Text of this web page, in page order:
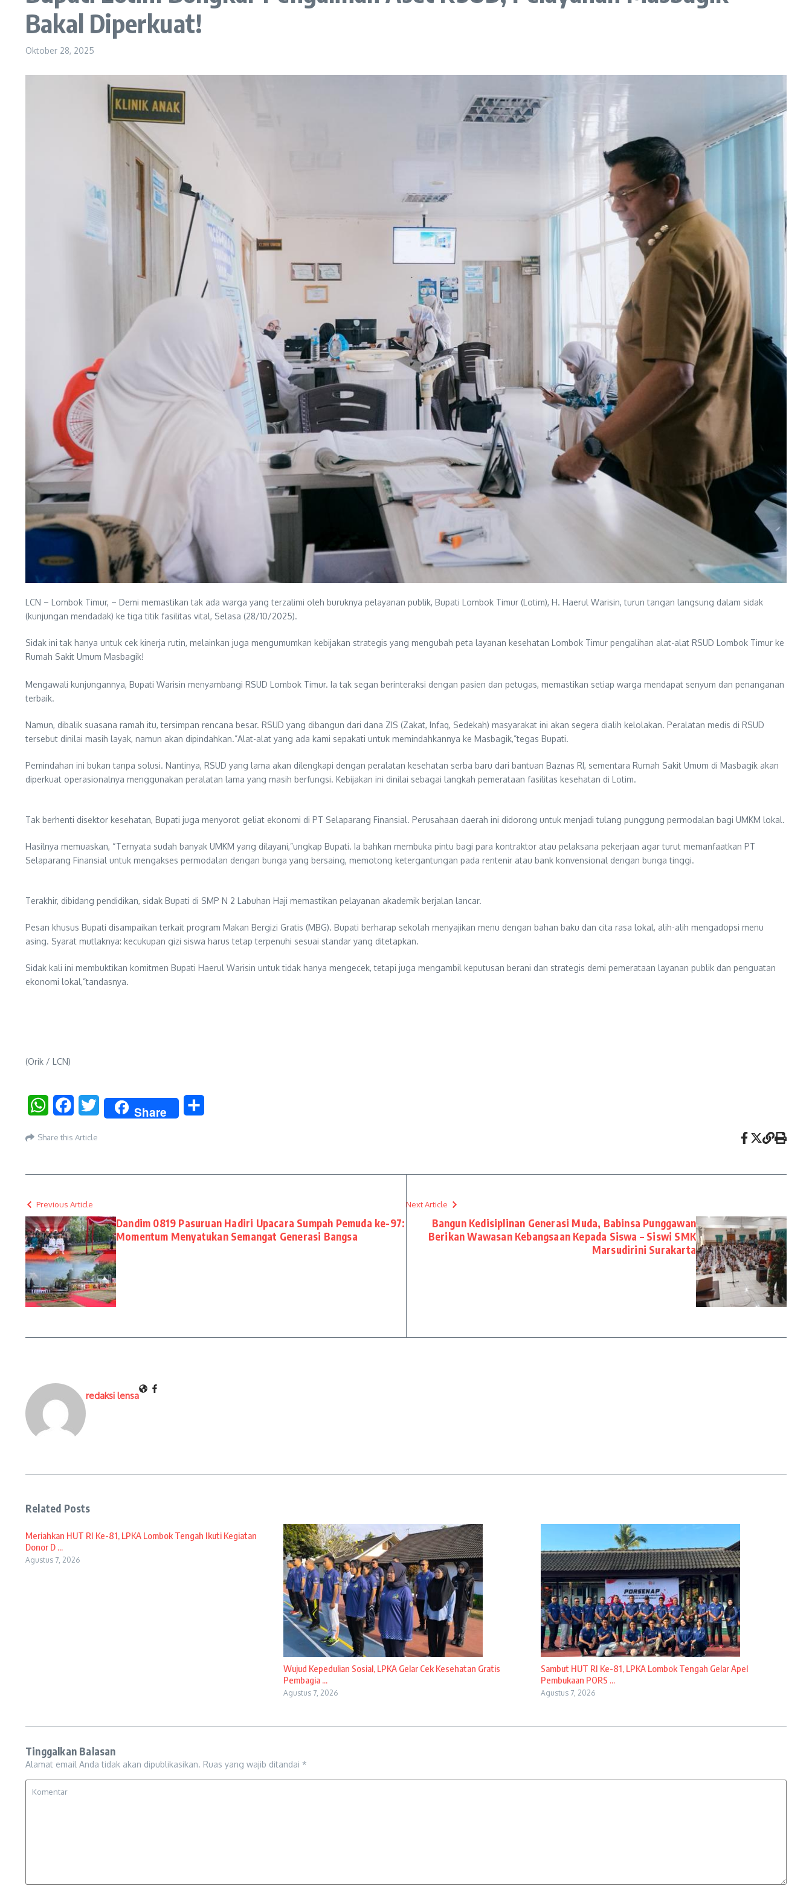
Bakal Diperkuat!
Oktober 28, 2025
LCN – Lombok Timur, – Demi memastikan tak ada warga yang terzalimi oleh buruknya pelayanan publik, Bupati Lombok Timur (Lotim), H. Haerul Warisin, turun tangan langsung dalam sidak
(kunjungan mendadak) ke tiga titik fasilitas vital, Selasa (28/10/2025).
​Sidak ini tak hanya untuk cek kinerja rutin, melainkan juga mengumumkan kebijakan strategis yang mengubah peta layanan kesehatan Lombok Timur pengalihan alat-alat RSUD Lombok Timur ke
Rumah Sakit Umum Masbagik!
​Mengawali kunjungannya, Bupati Warisin menyambangi RSUD Lombok Timur. Ia tak segan berinteraksi dengan pasien dan petugas, memastikan setiap warga mendapat senyum dan penanganan
terbaik.
​Namun, dibalik suasana ramah itu, tersimpan rencana besar. RSUD yang dibangun dari dana ZIS (Zakat, Infaq, Sedekah) masyarakat ini akan segera dialih kelolakan. Peralatan medis di RSUD
tersebut dinilai masih layak, namun akan dipindahkan.”Alat-alat yang ada kami sepakati untuk memindahkannya ke Masbagik,”tegas Bupati.
​Pemindahan ini bukan tanpa solusi. Nantinya, RSUD yang lama akan dilengkapi dengan peralatan kesehatan serba baru dari bantuan Baznas RI, sementara Rumah Sakit Umum di Masbagik akan
diperkuat operasionalnya menggunakan peralatan lama yang masih berfungsi. Kebijakan ini dinilai sebagai langkah pemerataan fasilitas kesehatan di Lotim.
Tak berhenti disektor kesehatan, Bupati juga menyorot geliat ekonomi di PT Selaparang Finansial. Perusahaan daerah ini didorong untuk menjadi tulang punggung permodalan bagi UMKM lokal.
​Hasilnya memuaskan, “Ternyata sudah banyak UMKM yang dilayani,”ungkap Bupati. Ia bahkan membuka pintu bagi para kontraktor atau pelaksana pekerjaan agar turut memanfaatkan PT
Selaparang Finansial untuk mengakses permodalan dengan bunga yang bersaing, memotong ketergantungan pada rentenir atau bank konvensional dengan bunga tinggi.
​Terakhir, dibidang pendidikan, sidak Bupati di SMP N 2 Labuhan Haji memastikan pelayanan akademik berjalan lancar.
​Pesan khusus Bupati disampaikan terkait program Makan Bergizi Gratis (MBG). Bupati berharap sekolah menyajikan menu dengan bahan baku dan cita rasa lokal, alih-alih mengadopsi menu
asing. Syarat mutlaknya: kecukupan gizi siswa harus tetap terpenuhi sesuai standar yang ditetapkan.
​Sidak kali ini membuktikan komitmen Bupati Haerul Warisin untuk tidak hanya mengecek, tetapi juga mengambil keputusan berani dan strategis demi pemerataan layanan publik dan penguatan
ekonomi lokal,”tandasnya.
(Orik / LCN)
WhatsAppFacebookTwitter Share
Share this Article
Previous Article
Dandim 0819 Pasuruan Hadiri Upacara Sumpah Pemuda ke-97:
Momentum Menyatukan Semangat Generasi Bangsa
Next Article
Bangun Kedisiplinan Generasi Muda, Babinsa Punggawan
Berikan Wawasan Kebangsaan Kepada Siswa – Siswi SMK
Marsudirini Surakarta
redaksi lensa
Related Posts
Meriahkan HUT RI Ke-81, LPKA Lombok Tengah Ikuti Kegiatan
Donor D ...
Agustus 7, 2026
Wujud Kepedulian Sosial, LPKA Gelar Cek Kesehatan Gratis
Pembagia ...
Agustus 7, 2026
Sambut HUT RI Ke-81, LPKA Lombok Tengah Gelar Apel
Pembukaan PORS ...
Agustus 7, 2026
Tinggalkan Balasan
Alamat email Anda tidak akan dipublikasikan. Ruas yang wajib ditandai *